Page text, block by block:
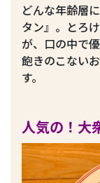
どんな年齢層
タン』。とろ
が、口の中で
飽きのこない
す。
人気の！大